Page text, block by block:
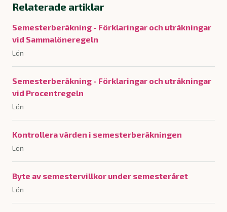
Relaterade artiklar
Semesterberäkning - Förklaringar och uträkningar
vid Sammalöneregeln
Lön
Semesterberäkning - Förklaringar och uträkningar
vid Procentregeln
Lön
Kontrollera värden i semesterberäkningen
Lön
Byte av semestervillkor under semesteråret
Lön